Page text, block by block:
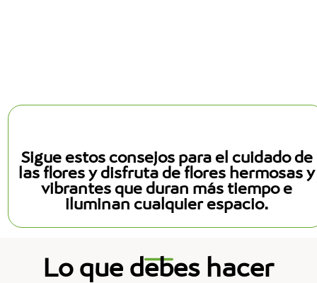
Sigue estos consejos para el cuidado de
las flores y disfruta de flores hermosas y
vibrantes que duran más tiempo e
iluminan cualquier espacio.
Lo que debes hacer